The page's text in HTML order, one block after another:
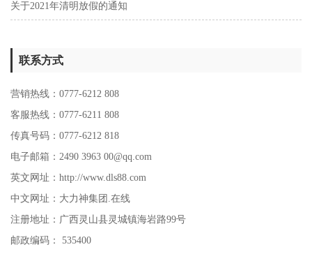
关于2021年清明放假的通知
联系方式
营销热线：0777-6212 808
客服热线：0777-6211 808
传真号码：0777-6212 818
电子邮箱：2490 3963 00@qq.com
英文网址：http://www.dls88.com
中文网址：大力神集团.在线
注册地址：广西灵山县灵城镇海岩路99号
邮政编码： 535400